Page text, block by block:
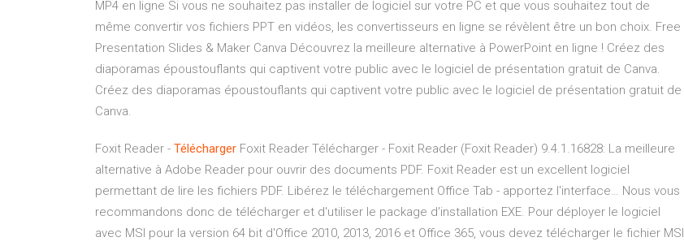
MP4 en ligne Si vous ne souhaitez pas installer de logiciel sur votre PC et que vous souhaitez tout de
même convertir vos fichiers PPT en vidéos, les convertisseurs en ligne se révèlent être un bon choix. Free
Presentation Slides & Maker Canva Découvrez la meilleure alternative à PowerPoint en ligne ! Créez des
diaporamas époustouflants qui captivent votre public avec le logiciel de présentation gratuit de Canva.
Créez des diaporamas époustouflants qui captivent votre public avec le logiciel de présentation gratuit de
Canva.
Foxit Reader - Télécharger Foxit Reader Télécharger - Foxit Reader (Foxit Reader) 9.4.1.16828: La meilleure
alternative à Adobe Reader pour ouvrir des documents PDF. Foxit Reader est un excellent logiciel
permettant de lire les fichiers PDF. Libérez le téléchargement Office Tab - apportez l'interface… Nous vous
recommandons donc de télécharger et d'utiliser le package d'installation EXE. Pour déployer le logiciel
avec MSI pour la version 64 bit d'Office 2010, 2013, 2016 et Office 365, vous devez télécharger le fichier MSI